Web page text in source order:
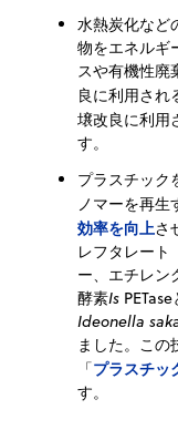
水熱炭化など
物をエネルギ
スや有機性廃
良に利用され
壌改良に利用
す。
プラスチック
ノマーを再生
効率を向上さ
レフタレート
ー、エチレン
酵素Is PETase
Ideonella
ました。この
「プラスチッ
す。